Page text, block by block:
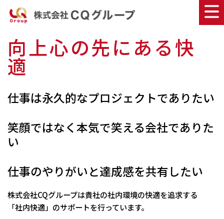
向上心の先にある快
適
仕事は永久的なプロジェクトでありたい
笑顔ではなく本気で笑える会社でありた
い
仕事のやりがいと達成感を共有したい
株式会社CQグループは貴社の社内環境の快適を追求する
「社内快適」のサポートを行っています。